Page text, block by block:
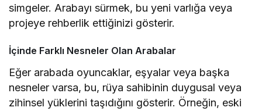
simgeler. Arabayı sürmek, bu yeni varlığa veya
projeye rehberlik ettiğinizi gösterir.
İçinde Farklı Nesneler Olan Arabalar
Eğer arabada oyuncaklar, eşyalar veya başka
nesneler varsa, bu, rüya sahibinin duygusal veya
zihinsel yüklerini taşıdığını gösterir. Örneğin, eski